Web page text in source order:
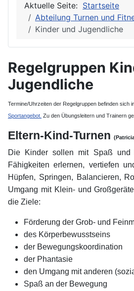
Aktuelle Seite: Startseite
Abteilung Turnen und
Kinder und Jugendliche
Regelgruppen
Jugendliche
Termine/Uhrzeiten der Regelgruppen befinden sich
Sportangebot. Zu den Übungsleitern und Trainern
Eltern-Kind-Turnen
Die Kinder sollen mit Spaß und
Fähigkeiten erlernen, vertiefen
Hüpfen, Springen, Balancieren,
Umgang mit Klein- und
die Ziele:
Förderung der Grob- und
des Körperbewusstseins
der Bewegungskoordination
der Phantasie
den Umgang mit anderen
Spaß an der Bewegung